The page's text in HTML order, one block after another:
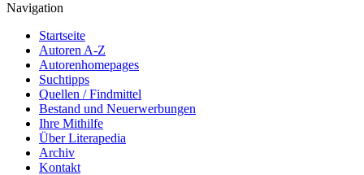
Navigation
Startseite
Autoren A-Z
Autorenhomepages
Suchtipps
Quellen / Findmittel
Bestand und Neuerwerbungen
Ihre Mithilfe
Über Literapedia
Archiv
Kontakt